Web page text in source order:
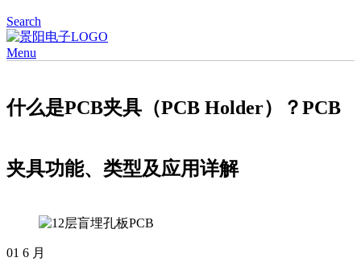
Search
Menu
什么是PCB夹具（PCB Holder）？PCB
夹具功能、类型及应用详解
01 6 月